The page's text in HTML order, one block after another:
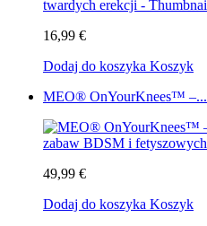
16,99 €
Dodaj do koszyka Koszyk
MEO® OnYourKnees™ –...
49,99 €
Dodaj do koszyka Koszyk